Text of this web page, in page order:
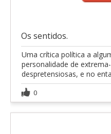
Os sentidos.
Uma crítica política a
personalidade de
despretensiosas, e no
0